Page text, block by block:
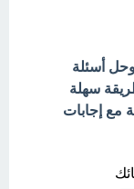
أسئلة
سهلة
مع إجابات